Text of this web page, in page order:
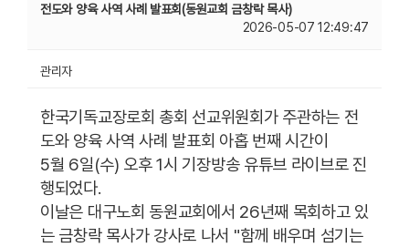
전도와 양육 사역 사례 발표회(동원교회 금창락 목사)
2026-05-07 12:49:47
관리자
한국기독교장로회 총회 선교위원회가 주관하는 전
도와 양육 사역 사례 발표회 아홉 번째 시간이
5월 6일(수) 오후 1시 기장방송 유튜브 라이브로 진
행되었다.
이날은 대구노회 동원교회에서 26년째 목회하고 있
는 금창락 목사가 강사로 나서 "함께 배우며 섬기는